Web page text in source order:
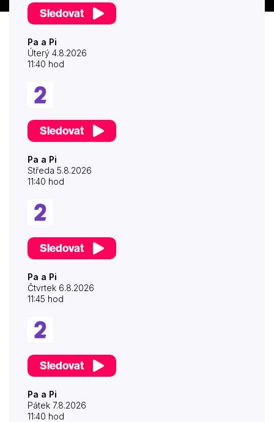
Sledovat
Pa a Pi
Úterý 4.8.2026
11:40 hod
Sledovat
Pa a Pi
Středa 5.8.2026
11:40 hod
Sledovat
Pa a Pi
Čtvrtek 6.8.2026
11:45 hod
Sledovat
Pa a Pi
Pátek 7.8.2026
11:40 hod